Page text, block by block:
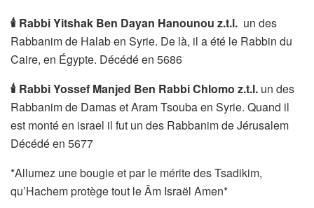
🕯 Rabbi Yitshak Ben Dayan Hanounou z.t.l. un des
Rabbanim de Halab en Syrie. De là, il a été le Rabbin du
Caire, en Égypte. Décédé en 5686
🕯 Rabbi Yossef Manjed Ben Rabbi Chlomo z.t.l. un des
Rabbanim de Damas et Aram Tsouba en Syrie. Quand il
est monté en israel il fut un des Rabbanim de Jérusalem
Décédé en 5677
*Allumez une bougie et par le mérite des Tsadikim,
qu’Hachem protège tout le Âm Israël Amen*